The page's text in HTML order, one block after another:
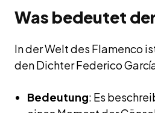
Was bedeutet
In der Welt des Flamenco
den Dichter Federico
Bedeutung: Es